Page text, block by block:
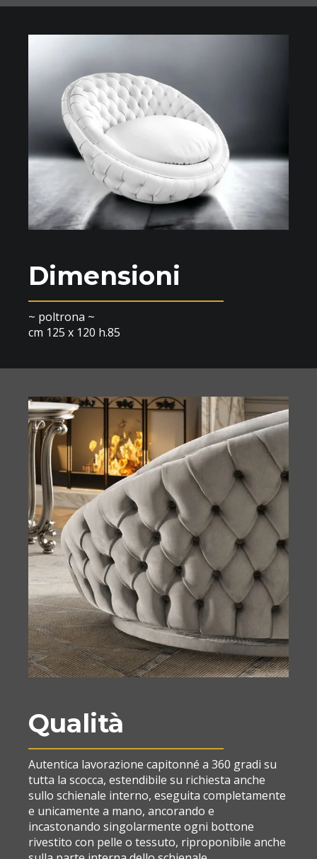
Dimensioni
~ poltrona ~
cm 125 x 120 h.85
Qualità
Autentica lavorazione capitonné a 360 gradi su
tutta la scocca, estendibile su richiesta anche
sullo schienale interno, eseguita completamente
e unicamente a mano, ancorando e
incastonando singolarmente ogni bottone
rivestito con pelle o tessuto, riproponibile anche